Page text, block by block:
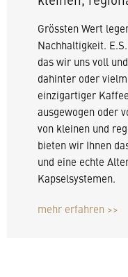
Grössten Wert
Nachhaltigkeit.
das wir uns voll
dahinter oder
einzigartiger
ausgewogen oder
von kleinen und
bieten wir Ihnen
und eine echte
Kapselsystemen.
mehr erfahren >>